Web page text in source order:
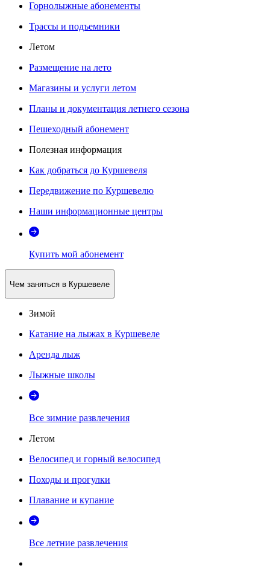
Горнолыжные абонементы
Трассы и подъемники
Летом
Размещение на лето
Магазины и услуги летом
Планы и документация летнего сезона
Пешеходный абонемент
Полезная информация
Как добраться до Куршевеля
Передвижение по Куршевелю
Наши информационные центры
Купить мой абонемент
Чем заняться в Куршевеле
Зимой
Катание на лыжах в Куршевеле
Аренда лыж
Лыжные школы
Все зимние развлечения
Летом
Велосипед и горный велосипед
Походы и прогулки
Плавание и купание
Все летние развлечения